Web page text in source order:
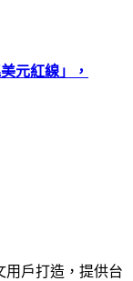
元紅線」，
用戶打造，提供台